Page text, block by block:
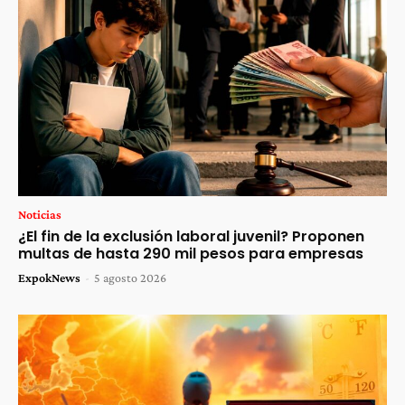
Noticias
¿El fin de la exclusión laboral juvenil? Proponen
multas de hasta 290 mil pesos para empresas
ExpokNews - 5 agosto 2026